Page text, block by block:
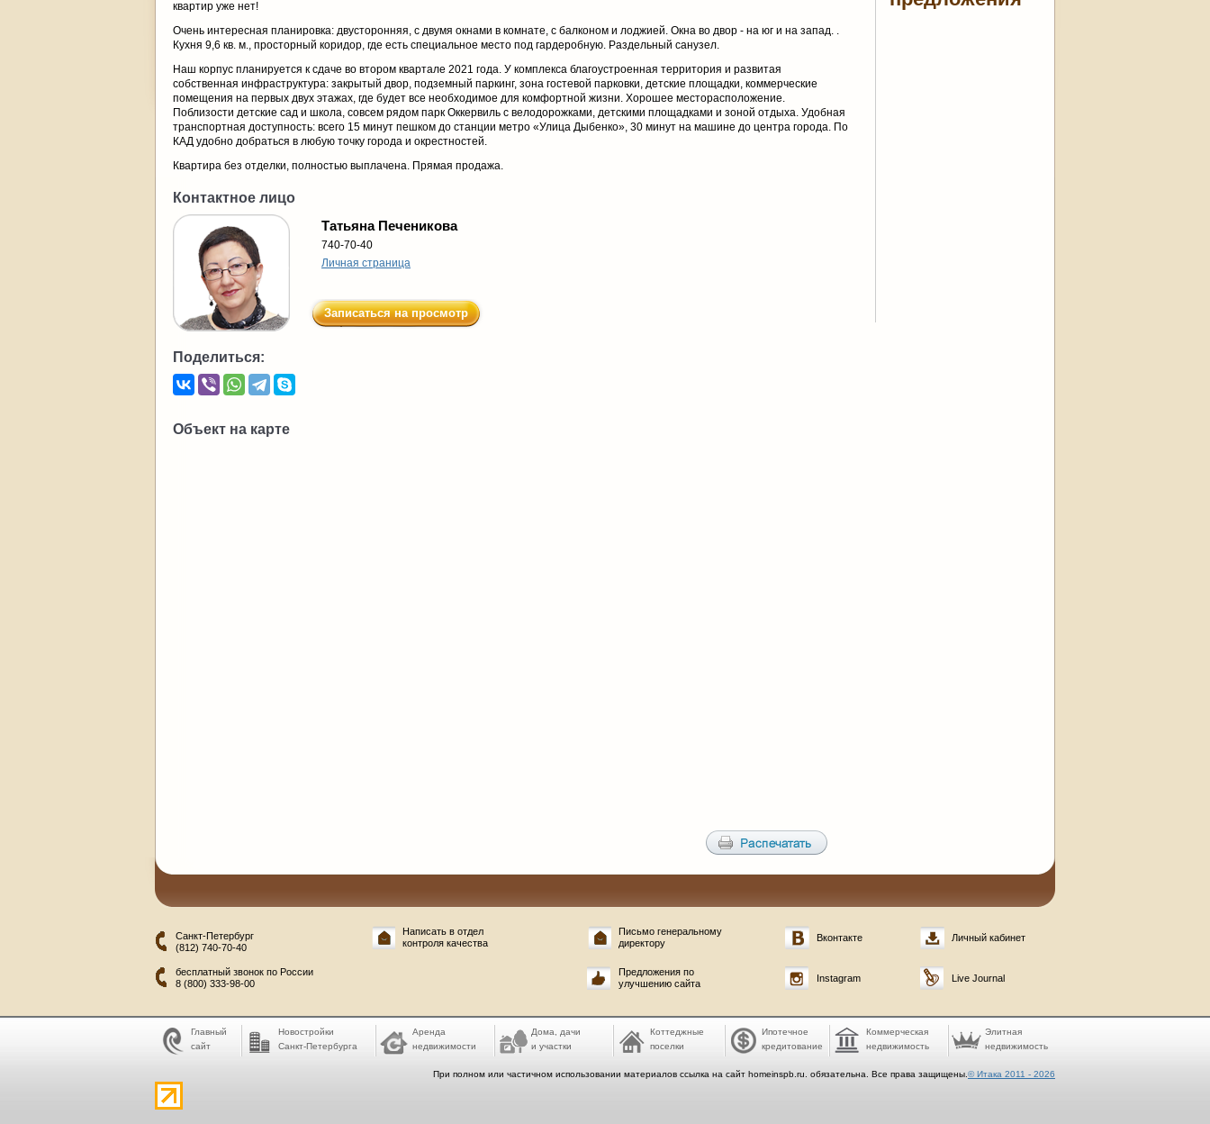
квартир уже нет!
Очень интересная планировка: двусторонняя, с двумя окнами в комнате, с балконом и лоджией. Окна во двор - на юг и на запад. .
Кухня 9,6 кв. м., просторный коридор, где есть специальное место под гардеробную. Раздельный санузел.
Наш корпус планируется к сдаче во втором квартале 2021 года. У комплекса благоустроенная территория и развитая
собственная инфраструктура: закрытый двор, подземный паркинг, зона гостевой парковки, детские площадки, коммерческие
помещения на первых двух этажах, где будет все необходимое для комфортной жизни. Хорошее месторасположение.
Поблизости детские сад и школа, совсем рядом парк Оккервиль с велодорожками, детскими площадками и зоной отдыха. Удобная
транспортная доступность: всего 15 минут пешком до станции метро «Улица Дыбенко», 30 минут на машине до центра города. По
КАД удобно добраться в любую точку города и окрестностей.
Квартира без отделки, полностью выплачена. Прямая продажа.
Контактное лицо
Татьяна Печеникова
740-70-40
Личная страница
Записаться на просмотр
Поделиться:
Объект на карте
Санкт-Петербург
(812) 740-70-40
бесплатный звонок по России
8 (800) 333-98-00
Написать в отдел
контроля качества
Письмо генеральному
директору
Предложения по
улучшению сайта
Вконтакте
Instagram
Личный кабинет
Live Journal
Главный
сайт
Новостройки
Санкт-Петербурга
Аренда
недвижимости
Дома, дачи
и участки
Коттеджные
поселки
Ипотечное
кредитование
Коммерческая
недвижимость
Элитная
недвижимость
При полном или частичном использовании материалов ссылка на сайт homeinspb.ru. обязательна. Все права защищены. © Итака 2011 - 2026